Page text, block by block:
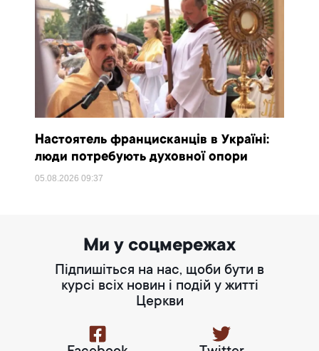
Настоятель францисканців в Україні:
люди потребують духовної опори
05.08.202609:37
Ми у соцмережах
Підпишіться на нас, щоби бути в
курсі всіх новин і подій у житті
Церкви